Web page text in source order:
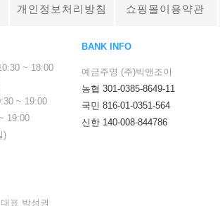
개인정보처리방침 쇼핑몰이용약관
~ 18:00
~ 19:00
19:00
)
BANK INFO
예금주명 (주)빅앤조이
농협 301-0385-8649-11
국민 816-01-0351-564
신한 140-008-844786
대표 박성권